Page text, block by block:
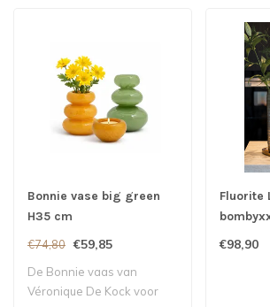
Bonnie vase big green
H35 cm
€74,80 €59,85
De Bonnie vaas van
Véronique De Kock voor
Fluorite
€98,90